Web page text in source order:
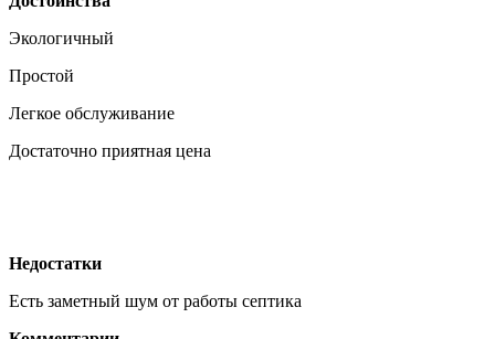
Экологичный
Простой
Легкое обслуживание
Достаточно приятная цена
Недостатки
Есть заметный шум от работы септика